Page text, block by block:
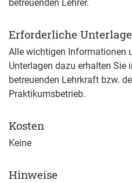
betreuenden Lehrer.
Erforderliche
Alle wichtigen Informationen
Unterlagen dazu erhalten Sie
betreuenden Lehrkraft bzw.
Praktikumsbetrieb.
Kosten
Keine
Hinweise